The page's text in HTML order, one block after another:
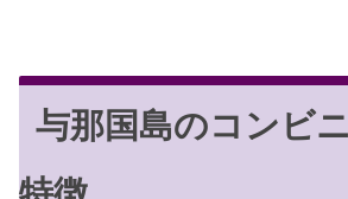
与那国島のコンビ